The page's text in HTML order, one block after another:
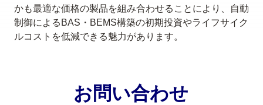
かも最適な価格の製品を組み合わせることにより、自動
制御によるBAS・BEMS構築の初期投資やライフサイク
ルコストを低減できる魅力があります。
お問い合わせ